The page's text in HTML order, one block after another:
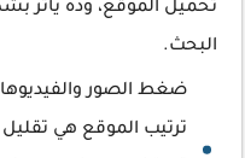
تحميل الموقع، وده يأثر
البحث.
ضغط الصور
ترتيب الموقع هي